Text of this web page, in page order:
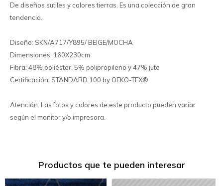
De diseños sutiles y colores tierras. Es una colección de gran
tendencia.
Diseño: SKN/A717/Y895/ BEIGE/MOCHA
Dimensiones: 160X230cm
Fibra: 48% poliéster, 5% polipropileno y 47% jute
Certificación: STANDARD 100 by OEKO-TEX®
Atención: Las fotos y colores de este producto pueden variar
según el monitor y/o impresora.
Productos que te pueden interesar